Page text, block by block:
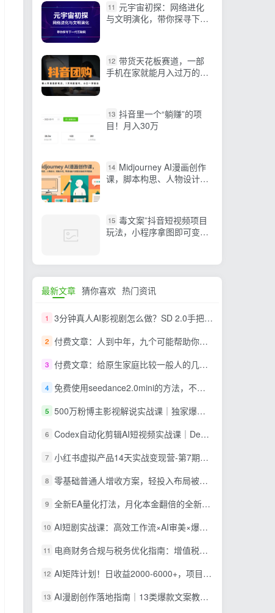
11 元宇宙初探：网络进化
与文明演化，带你探寻下一
12 带货天花板赛道，一部
手机在家就能月入过万的长
13 抖音里一个“躺赚”的项
目！月入30万
14 Midjourney AI漫画创作
课，脚本构思、人物设计、
15 毒文案”抖音短视频项目
玩法，小程序拿图即可变
最新文章 猜你喜欢 热门资讯
1 3分钟真人AI影视剧怎么做？SD 2.0手把手完整制作流程｜Higgsfield 14天SD 2.0/2.5无限生成
2 付费文章：人到中年，九个可能帮助你延长寿命的习惯
3 付费文章：给原生家庭比较一般人的几点建议，打破阶层局限，实现个人与家族代际向上跃升
4 免费使用seedance2.0mini的方法，不能真人，可以无限10秒视频，9图+3音频参考
5 500万粉博主影视解说实战课｜独家爆款私藏思路，AI文案剪映PR剪辑发布全流程教学
6 Codex自动化剪辑AI短视频实战课｜DeepSeek V4 Pro多API联动，图文成片封装Skill全流程
7 小红书虚拟产品14天实战变现营-第7期：需求挖掘×AI+Skill原创×产品矩阵×内容笔记×一人公司进阶×全链路
8 零基础普通人增收方案，轻投入布局被动收入，多多虚拟月收益 1-3 万
9 全新EA量化打法，月化本金翻倍的全新策略，安全稳定持续输出
10 AI短剧实战课：高效工作流×AI审美×爆款拆解×文案角色场景分镜×LibTV进阶×站位控制×从脚本到成片交付全流程
11 电商财务合规与税务优化指南：增值税+企税+个税全覆盖，财务制度搭建落地纳税筹划方案
12 AI矩阵计划！日收益2000-6000+，项目绿色长久，安全稳健，合规靠谱，可批量放大。
13 AI漫剧创作落地指南｜13类爆款文案教学，Sora、即梦、GPT-Image全套出片工具实操教学